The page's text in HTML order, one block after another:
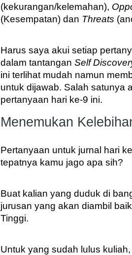
(kekurangan/kelemahan),
(Kesempatan) dan Threats
Harus saya akui setiap
dalam tantangan Self
ini terlihat mudah namun
untuk dijawab. Salah satunya
pertanyaan hari ke-9 ini.
Menemukan
Pertanyaan untuk jurnal hari
tepatnya kamu jago apa sih?
Buat kalian yang duduk di
jurusan yang akan diambil
Tinggi.
Untuk yang sudah lulus